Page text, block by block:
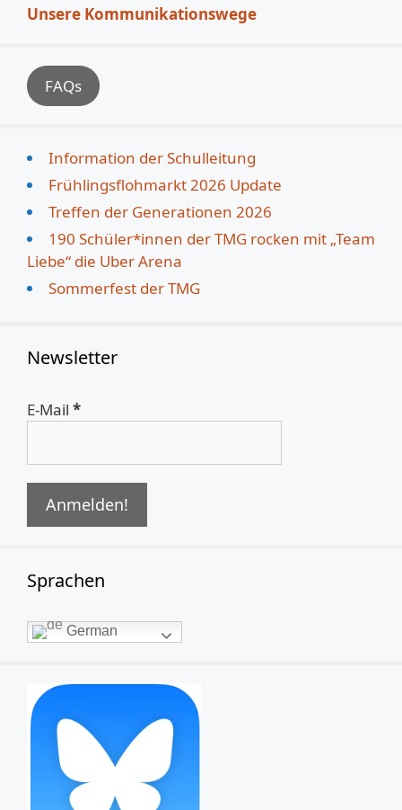
Unsere Kommunikationswege
FAQs
Information der Schulleitung
Frühlingsflohmarkt 2026 Update
Treffen der Generationen 2026
190 Schüler*innen der TMG rocken mit „Team
Liebe“ die Uber Arena
Sommerfest der TMG
Newsletter
E-Mail *
Sprachen
German